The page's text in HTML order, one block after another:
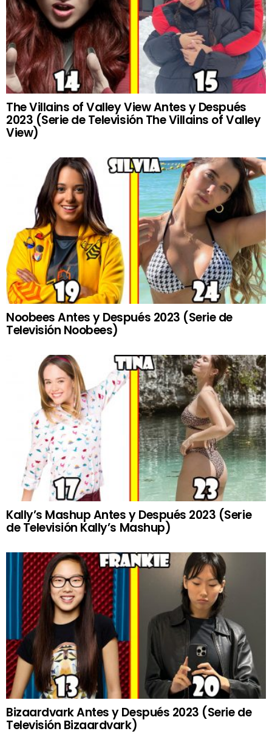
The Villains of Valley View Antes y Después
2023 (Serie de Televisión The Villains of Valley
View)
Noobees Antes y Después 2023 (Serie de
Televisión Noobees)
Kally’s Mashup Antes y Después 2023 (Serie
de Televisión Kally’s Mashup)
Bizaardvark Antes y Después 2023 (Serie de
Televisión Bizaardvark)